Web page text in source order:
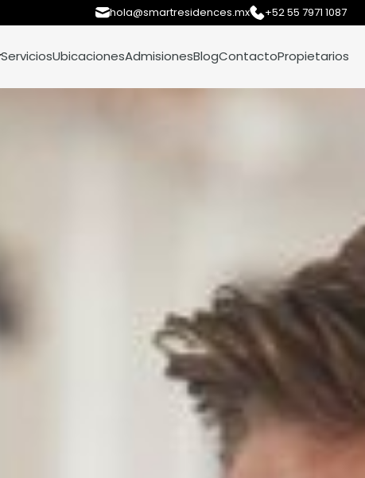
hola@smartresidences.mx +52 55 7971 1087
ServiciosUbicacionesAdmisionesBlogContactoPropietarios